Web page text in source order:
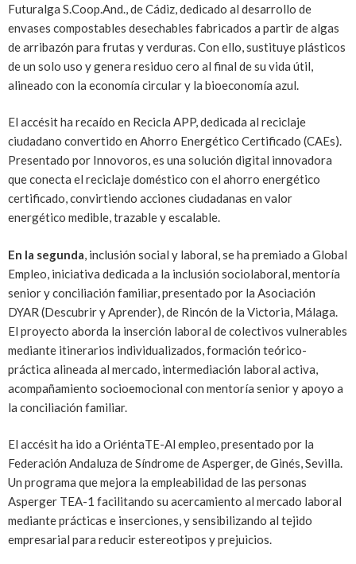
Futuralga S.Coop.And., de Cádiz, dedicado al desarrollo de
envases compostables desechables fabricados a partir de algas
de arribazón para frutas y verduras. Con ello, sustituye plásticos
de un solo uso y genera residuo cero al final de su vida útil,
alineado con la economía circular y la bioeconomía azul.
​El accésit ha recaído en Recicla APP, dedicada al reciclaje
ciudadano convertido en Ahorro Energético Certificado (CAEs).
Presentado por Innovoros, es una solución digital innovadora
que conecta el reciclaje doméstico con el ahorro energético
certificado, convirtiendo acciones ciudadanas en valor
energético medible, trazable y escalable.
En la segunda, inclusión social y laboral, se ha premiado a Global
Empleo, iniciativa dedicada a la inclusión sociolaboral, mentoría
senior y conciliación familiar, presentado por la Asociación
DYAR (Descubrir y Aprender), de Rincón de la Victoria, Málaga.
El proyecto aborda la inserción laboral de colectivos vulnerables
mediante itinerarios individualizados, formación teórico-
práctica alineada al mercado, intermediación laboral activa,
acompañamiento socioemocional con mentoría senior y apoyo a
la conciliación familiar.
​El accésit ha ido a OriéntaTE-Al empleo, presentado por la
Federación Andaluza de Síndrome de Asperger, de Ginés, Sevilla.
Un programa que mejora la empleabilidad de las personas
Asperger TEA-1 facilitando su acercamiento al mercado laboral
mediante prácticas e inserciones, y sensibilizando al tejido
empresarial para reducir estereotipos y prejuicios.